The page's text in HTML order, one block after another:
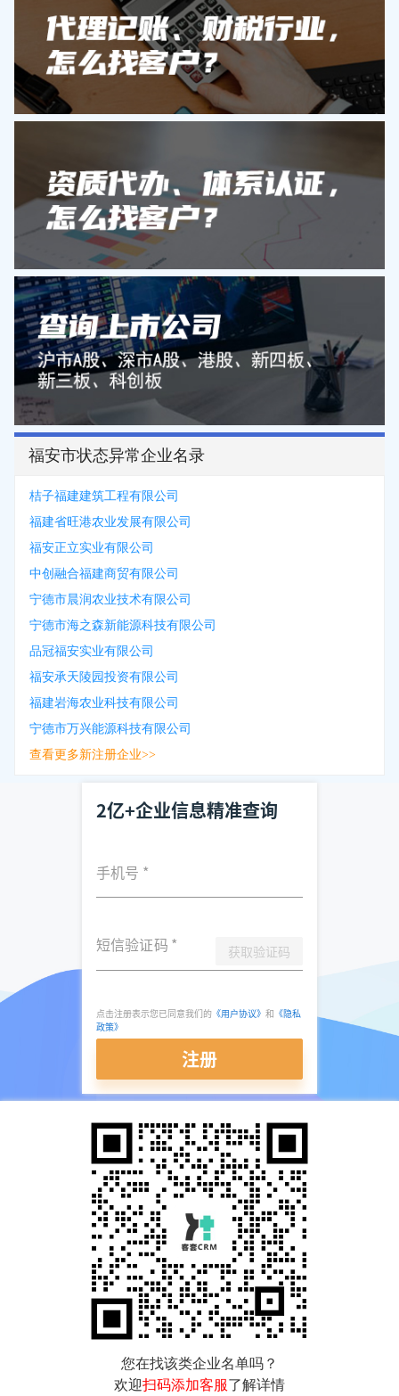
福安市状态异常企业名录
桔子福建建筑工程有限公司
福建省旺港农业发展有限公司
福安正立实业有限公司
中创融合福建商贸有限公司
宁德市晨润农业技术有限公司
宁德市海之森新能源科技有限公司
品冠福安实业有限公司
福安承天陵园投资有限公司
福建岩海农业科技有限公司
宁德市万兴能源科技有限公司
查看更多新注册企业>>
2亿+企业信息精准查询
手机号 *
短信验证码 * 获取验证码
点击注册表示您已同意我们的 《用户协议》 和 《隐私
政策》
注册
您在找该类企业名单吗？
欢迎扫码添加客服了解详情